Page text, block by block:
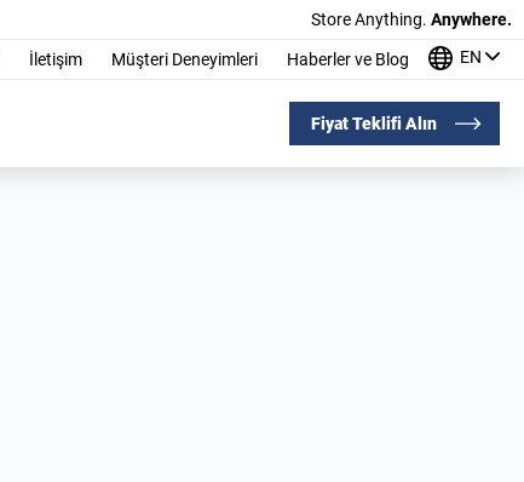
Store Anything. Anywhere.
İletişim Müşteri Deneyimleri Haberler ve Blog EN
Fiyat Teklifi Alın